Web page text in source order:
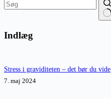
resultater
Indlæg
Stress i graviditeten – det bør du vide
7. maj 2024